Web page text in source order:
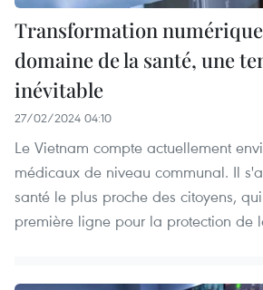
Transformation
domaine de la santé, une
inévitable
27/02/2024 04:10
Le Vietnam compte actuellement
médicaux de niveau communal. Il
santé le plus proche des citoyens,
première ligne pour la protection de